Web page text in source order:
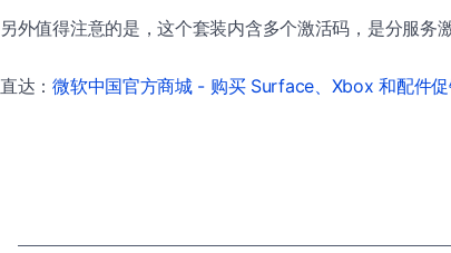
另外值得注意的是，这个套装内含多个激活码，是分服务
直达：微软中国官方商城 - 购买 Surface、Xbox 和配件